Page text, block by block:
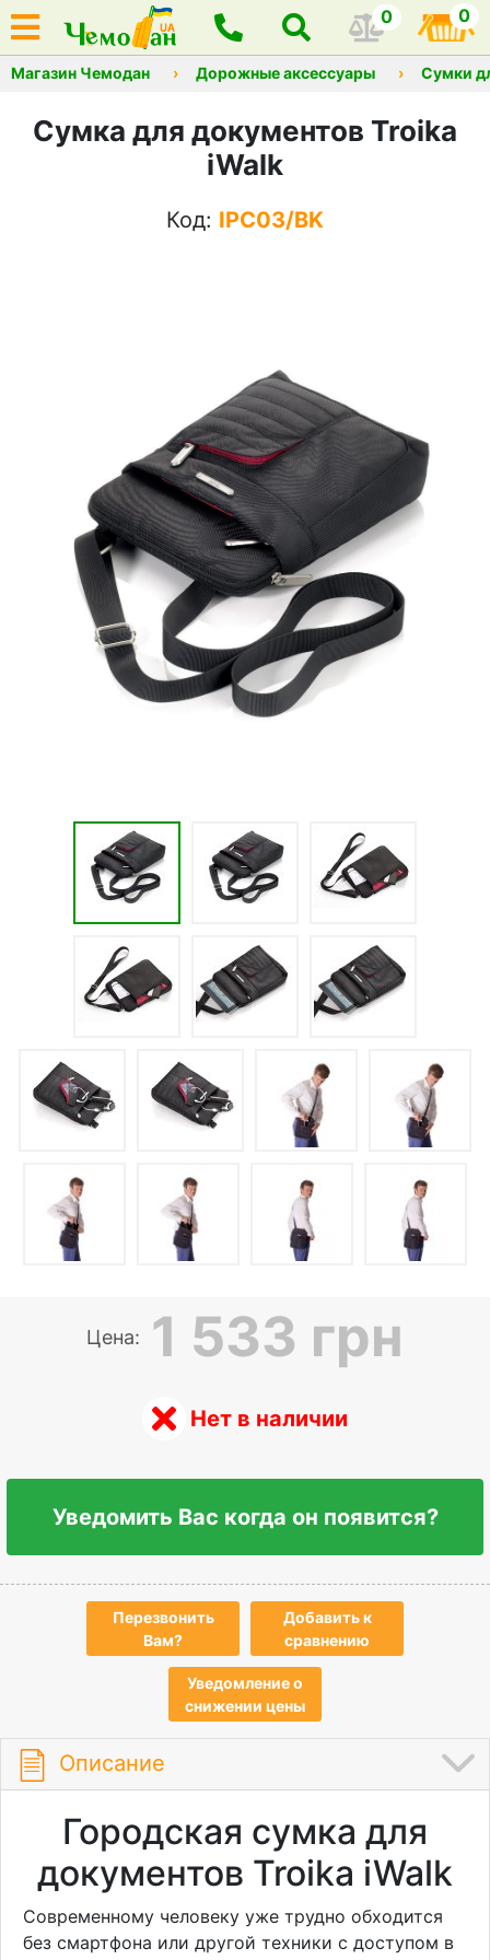
0 0
Магазин Чемодан Дорожные аксессуары Сумки
Сумка для документов Troika
iWalk
Код: IPC03/BK
Цена: 1 533 грн
Нет в наличии
Уведомить Вас когда он появится?
Перезвонить
Вам?
Добавить к
сравнению
Уведомление о
снижении цены
Описание
Городская сумка для
документов Troika iWalk
Современному человеку уже трудно обходится
без смартфона или другой техники с доступом в